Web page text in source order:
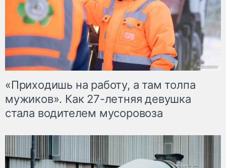
«Приходишь на работу, а там толпа
мужиков». Как 27-летняя девушка
стала водителем мусоровоза